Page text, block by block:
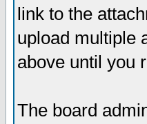
link to the
upload multiple
above until you
The board